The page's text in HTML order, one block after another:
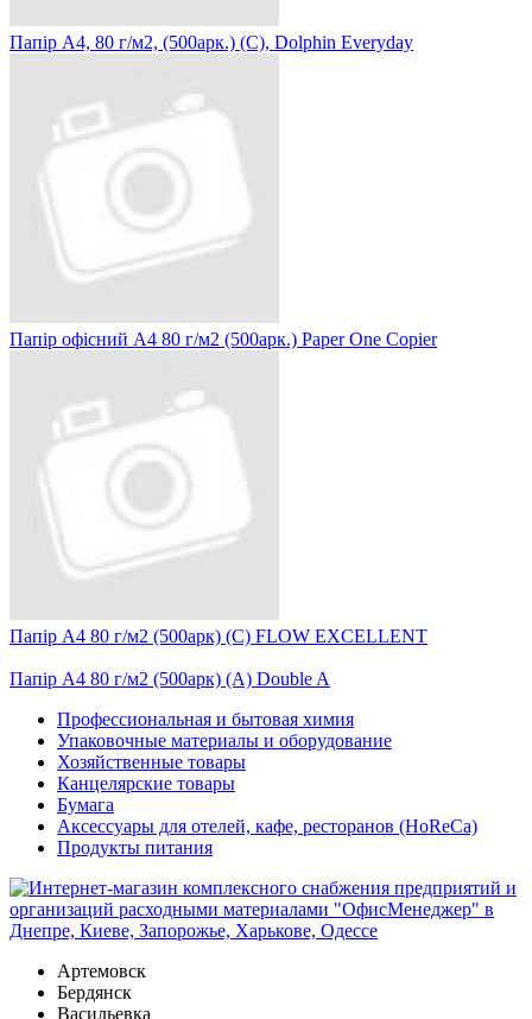
Папір А4, 80 г/м2, (500арк.) (С), Dolphin Everyday
Папір офісний А4 80 г/м2 (500арк.) Paper One Copier
Папір А4 80 г/м2 (500арк) (С) FLOW EXCELLENT
Папір А4 80 г/м2 (500арк) (А) Double A
Профессиональная и бытовая химия
Упаковочные материалы и оборудование
Хозяйственные товары
Канцелярские товары
Бумага
Аксессуары для отелей, кафе, ресторанов (HoReCa)
Продукты питания
Артемовск
Бердянск
Васильевка